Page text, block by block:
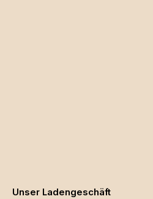
Unser Ladengeschäft